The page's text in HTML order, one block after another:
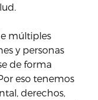
múltiples
y personas
de forma
eso tenemos
derechos,